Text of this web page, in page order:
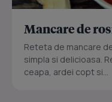
Mancare de
Reteta de mancare
simpla si delicioasa.
ceapa, ardei copt si...